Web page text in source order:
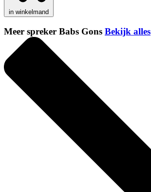
in winkelmand
Meer spreker Babs Gons Bekijk alles